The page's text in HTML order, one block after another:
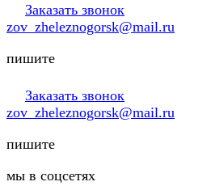
Заказать звонок
zov_zheleznogorsk@mail.ru
пишите
Заказать звонок
zov_zheleznogorsk@mail.ru
пишите
мы в соцсетях